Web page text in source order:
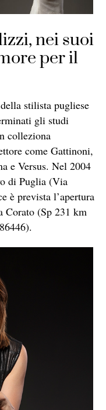
nei suoi
per il
stilista pugliese
gli studi
colleziona
come Gattinoni,
e Versus. Nel 2004
di Puglia (Via
è prevista l’apertura
Corato (Sp 231 km